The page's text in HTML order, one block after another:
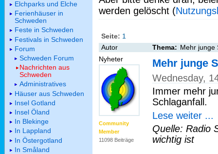
werden gelöscht (
Seite: 1
Autor
Thema: Mehr junge
Nyheter
Community
Member
11098 Beiträge
Mehr junge
Wednesday,
Immer mehr
Schlaganfall.
Lese weiter ...
Quelle: Radio
wichtig ist
Elchparks und Elche
Ferienhäuser in
Schweden
Feste in Schweden
Festivals in Schweden
Forum
Schweden Forum
Nachrichten aus
Schweden
Administratives
Häuser aus Schweden
Insel Gotland
Insel Öland
In Blekinge
In Lappland
In Östergotland
In Småland